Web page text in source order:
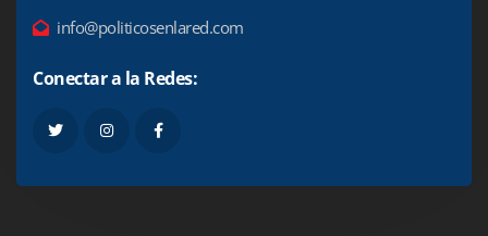
info@politicosenlared.com
Conectar a la Redes: